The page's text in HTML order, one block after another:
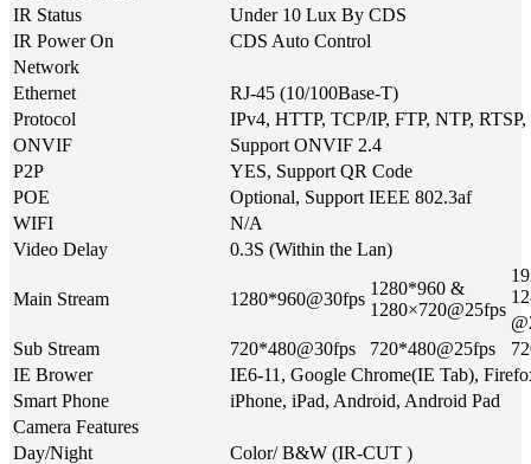
IR Status
Under 10 Lux By CDS
IR Power On
CDS Auto Control
Network
Ethernet
RJ-45 (10/100Base-T)
Protocol
IPv4, HTTP, TCP/IP, FTP, NTP,
ONVIF
Support ONVIF 2.4
P2P
YES, Support QR Code
POE
Optional, Support IEEE 802.3af
WIFI
N/A
Video Delay
0.3S (Within the Lan)
Main Stream 1280*960@30fps
1280*960 &
1280×720@25fps
Sub Stream
720*480@30fps 720*480@25fps
IE Brower
IE6-11, Google Chrome(IE Tab),
Smart Phone
iPhone, iPad, Android, Android Pad
Camera Features
Day/Night
Color/ B&W (IR-CUT )